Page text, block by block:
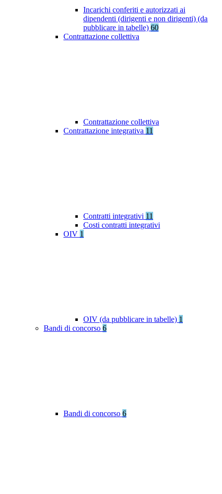
Incarichi conferiti e autorizzati ai
dipendenti (dirigenti e non dirigenti) (da
pubblicare in tabelle) 60
Contrattazione collettiva
Contrattazione collettiva
Contrattazione integrativa 11
Contratti integrativi 11
Costi contratti integrativi
OIV 1
OIV (da pubblicare in tabelle) 1
Bandi di concorso 6
Bandi di concorso 6